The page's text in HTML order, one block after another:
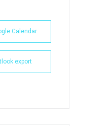
Calendar
export